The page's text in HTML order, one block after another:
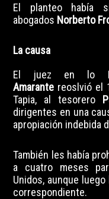
El planteo había
abogados Norberto
La causa
El juez en lo
Amarante reoslvió el
Tapia, al tesorero
dirigentes en una
apropiación indebida
También les había
a cuatro meses
Unidos, aunque
correspondiente.